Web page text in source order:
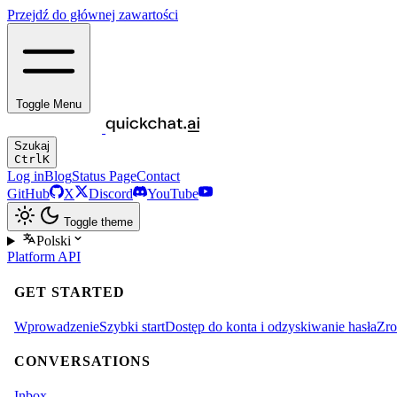
Przejdź do głównej zawartości
Toggle Menu
Szukaj
CtrlK
Log inBlogStatus PageContact
GitHub
X Discord YouTube
Toggle theme
Polski
Platform API
GET STARTED
WprowadzenieSzybki startDostęp do konta i odzyskiwanie hasła
CONVERSATIONS